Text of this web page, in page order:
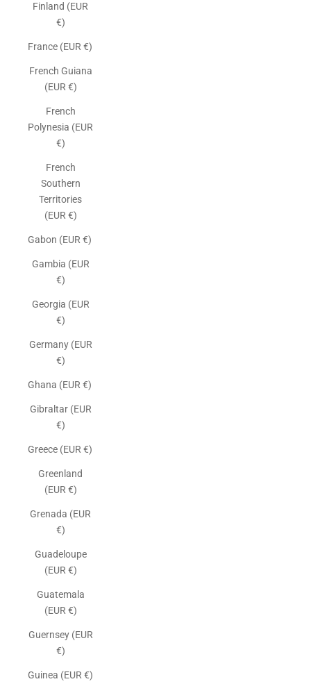
Finland (EUR
€)
France (EUR €)
French Guiana
(EUR €)
French
Polynesia (EUR
€)
French
Southern
Territories
(EUR €)
Gabon (EUR €)
Gambia (EUR
€)
Georgia (EUR
€)
Germany (EUR
€)
Ghana (EUR €)
Gibraltar (EUR
€)
Greece (EUR €)
Greenland
(EUR €)
Grenada (EUR
€)
Guadeloupe
(EUR €)
Guatemala
(EUR €)
Guernsey (EUR
€)
Guinea (EUR €)